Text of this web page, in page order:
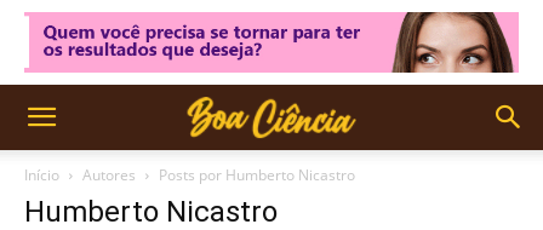
Início Autores Posts por Humberto Nicastro
Humberto Nicastro